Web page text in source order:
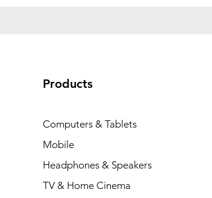
Products
Computers & Tablets
Mobile
Headphones & Speakers
TV & Home Cinema